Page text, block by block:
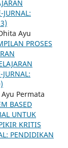
JURNAL:
Ayu
PROSES
JURNAL:
Permata
BASED
UNTUK
KRITIS
PENDIDIKAN